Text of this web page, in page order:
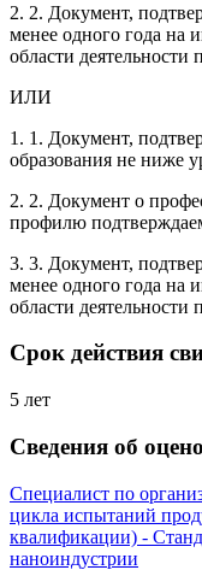
2. 2. Документ,
менее одного года на
области
ИЛИ
1. 1. Документ,
образования не ниже
2. 2. Документ о
профилю
3. 3. Документ,
менее одного года на
области
Срок действия
5 лет
Сведения об
Специалист по
цикла испытаний
квалификации) -
наноиндустрии